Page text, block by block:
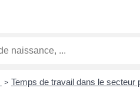
> Temps de travail dans le secteur